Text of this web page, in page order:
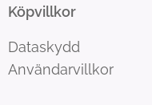
Köpvillkor
Dataskydd
Användarvillkor